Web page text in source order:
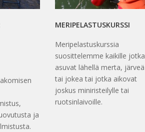
ja
MERIPELASTUSKURSSI
Meripelastuskurssia
suosittelemme kaikille jotka
asuvat lähellä merta, järveä
tai jokea tai jotka aikovat
joskus miniristeilylle tai
ruotsinlaivoille.